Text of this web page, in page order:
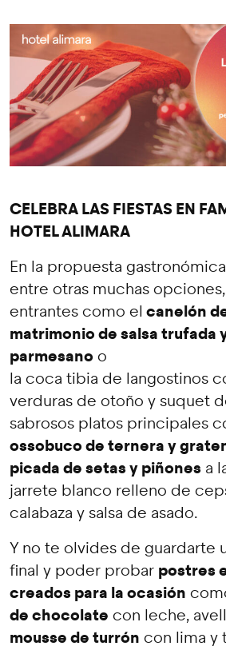
CELEBRA LAS FIESTAS EN
HOTEL ALIMARA
En la propuesta
entre otras muchas
entrantes como el canelón
matrimonio de salsa trufada
parmesano o
la coca tibia de langostinos
verduras de otoño y suquet
sabrosos platos principales
ossobuco de ternera y
picada de setas y piñones a
jarrete blanco relleno de
calabaza y salsa de asado.
Y no te olvides de guardarte
final y poder probar postres
creados para la ocasión
de chocolate con leche,
mousse de turrón con lima y